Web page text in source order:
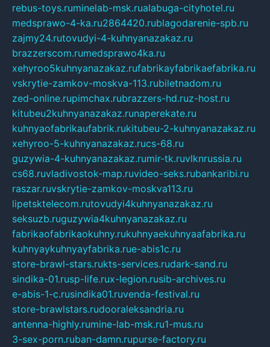
rebus-toys.ruminelab-msk.rualabuga-cityhotel.ru
medsprawo-4-ka.ru2864420.rublagodarenie-spb.ru
zajmy24.rutovudyi-4-kuhnyanazakaz.ru
brazzerscom.rumedsprawo4ka.ru
xehyroo5kuhnyanazakaz.rufabrikayfabrikaefabrika.ru
vskrytie-zamkov-moskva-113.rubiletnadom.ru
zed-online.rupimchax.rubrazzers-hd.ruz-host.ru
kitubeu2kuhnyanazakaz.runaperekate.ru
kuhnyaofabrikaufabrik.rukitubeu-2-kuhnyanazakaz.ru
xehyroo-5-kuhnyanazakaz.rucs-68.ru
guzywia-4-kuhnyanazakaz.rumir-tk.ruvlknrussia.ru
cs68.ruvladivostok-map.ruvideo-seks.rubankaribi.ru
raszar.ruvskrytie-zamkov-moskva113.ru
lipetsktelecom.rutovudyi4kuhnyanazakaz.ru
seksuzb.ruguzywia4kuhnyanazakaz.ru
fabrikaofabrikaokuhny.rukuhnyaekuhnyaafabrika.ru
kuhnyaykuhnyayfabrika.rue-abis1c.ru
store-brawl-stars.rukts-services.rudark-sand.ru
sindika-01.rusp-life.rux-legion.rusib-archives.ru
e-abis-1-c.rusindika01.ruvenda-festival.ru
store-brawlstars.rudooraleksandria.ru
antenna-highly.rumine-lab-msk.ru1-mus.ru
3-sex-porn.ruban-damn.rupurse-factory.ru